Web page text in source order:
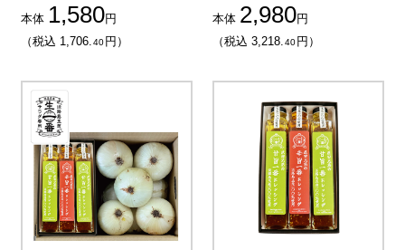
本体 1,580円
（税込 1,706.40 円）
本体 2,980円
（税込 3,218.40 円）